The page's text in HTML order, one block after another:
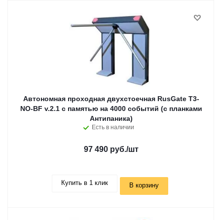
Автономная проходная двухстоечная RusGate T3-
NO-BF v.2.1 с памятью на 4000 событий (с планками
Антипаника)
Есть в наличии
97 490 руб./шт
Купить в 1 клик В корзину